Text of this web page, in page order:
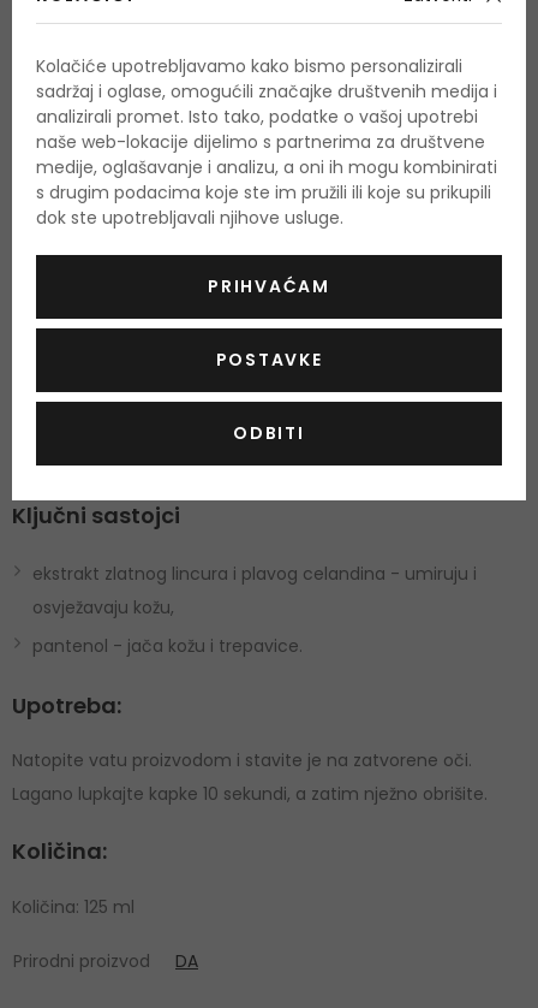
Prednosti proizvoda:
za sve tipove kože, uključujući osjetljivu,
nježno uklanja šminku i nečistoće s osjetljivog područja
oko očiju,
Ključni sastojci
ekstrakt zlatnog lincura i plavog celandina - umiruju i
osvježavaju kožu,
pantenol - jača kožu i trepavice.
Upotreba:
Natopite vatu proizvodom i stavite je na zatvorene oči.
Lagano lupkajte kapke 10 sekundi, a zatim nježno obrišite.
Količina:
Količina: 125 ml
Prirodni proizvod DA
Kolačiće upotrebljavamo kako bismo personalizirali
sadržaj i oglase, omogućili značajke društvenih medija i
analizirali promet. Isto tako, podatke o vašoj upotrebi
naše web-lokacije dijelimo s partnerima za društvene
medije, oglašavanje i analizu, a oni ih mogu kombinirati
s drugim podacima koje ste im pružili ili koje su prikupili
dok ste upotrebljavali njihove usluge.
PRIHVAĆAM
POSTAVKE
ODBITI